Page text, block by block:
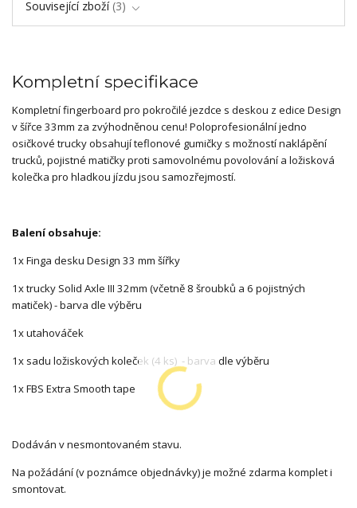
Související zboží 3
Kompletní specifikace
Kompletní fingerboard pro pokročilé jezdce s deskou z edice Design
v šířce 33mm za zvýhodněnou cenu! Poloprofesionální jedno
osičkové trucky obsahují teflonové gumičky s možností naklápění
trucků, pojistné matičky proti samovolnému povolování a ložisková
kolečka pro hladkou jízdu jsou samozřejmostí.
Balení obsahuje:
1x Finga desku Design 33 mm šířky
1x trucky Solid Axle III 32mm (včetně 8 šroubků a 6 pojistných
matiček) - barva dle výběru
1x utahováček
1x sadu ložiskových koleček (4 ks) - barva dle výběru
1x FBS Extra Smooth tape
Dodáván v nesmontovaném stavu.
Na požádání (v poznámce objednávky) je možné zdarma komplet i
smontovat.